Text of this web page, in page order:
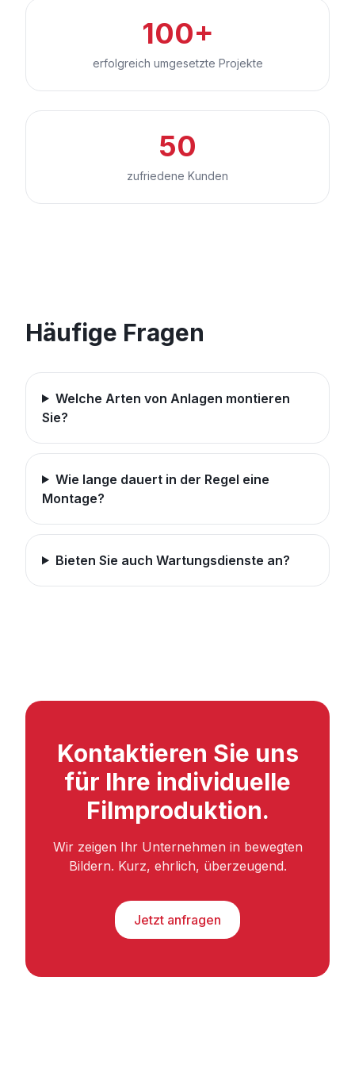
100+
erfolgreich umgesetzte Projekte
50
zufriedene Kunden
Häufige Fragen
Welche Arten von Anlagen montieren
Sie?
Wie lange dauert in der Regel eine
Montage?
Bieten Sie auch Wartungsdienste an?
Kontaktieren Sie uns
für Ihre individuelle
Filmproduktion.
Wir zeigen Ihr Unternehmen in bewegten
Bildern. Kurz, ehrlich, überzeugend.
Jetzt anfragen